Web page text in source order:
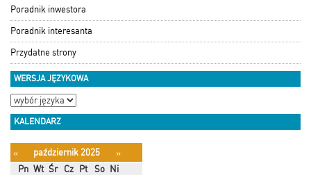
Poradnik inwestora
Poradnik interesanta
Przydatne strony
WERSJA JĘZYKOWA
KALENDARZ
« październik 2025
»
Pn Wt Śr Cz Pt So Ni